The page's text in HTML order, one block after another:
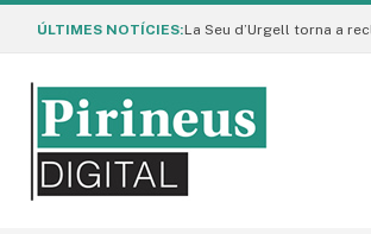
ÚLTIMES NOTÍCIES: